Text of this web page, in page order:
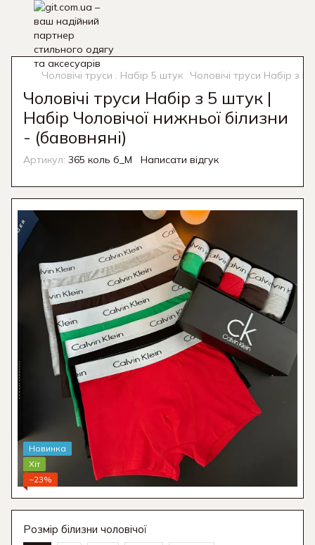
Чоловічі труси . Набір 5 штук Чоловічі труси Набір з 5
Чоловічі труси Набір з 5 штук |
Набір Чоловічої нижньої білизни
- (бавовняні)
Артикул: 365 коль б_M Написати відгук
Новинка
Хіт
−23%
Розмір білизни чоловічої